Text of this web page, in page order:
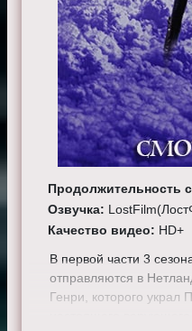
Продолжительность
Озвучка:
Качество видео: HD+
В первой части 3
отправляются в
Генри, которого украл
настоящего